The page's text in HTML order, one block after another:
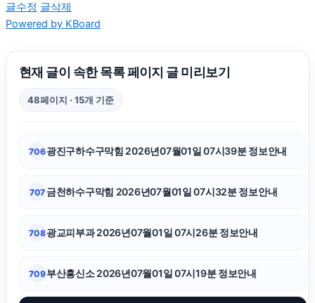
용인흥신소
인천형사전문변호사
강아지파양
글수정 글삭제
Powered by KBoard
현재 글이 속한 목록 페이지 글 미리보기
48페이지 · 15개 기준
706광진구하수구막힘 2026년07월01일 07시39분 정보안내
707 금천하수구막힘 2026년07월01일 07시32분 정보안내
708광교피부과 2026년07월01일 07시26분 정보안내
709부산흥신소 2026년07월01일 07시19분 정보안내